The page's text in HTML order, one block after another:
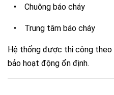
• Chuông báo cháy
• Trung tâm báo cháy
Hệ thống được thi công
bảo hoạt động ổn định.